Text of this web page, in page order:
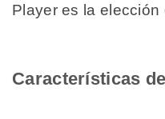
Player es la elección
Características